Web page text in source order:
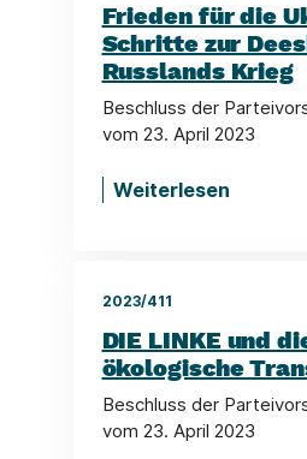
Frieden für die
Schritte zur
Russlands Krieg
Beschluss der
vom 23. April 2023
Weiterlesen
2023/411
DIE LINKE und
ökologische
Beschluss der
vom 23. April 2023